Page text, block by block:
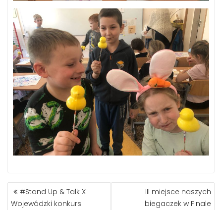
NAWIGACJA
WPISU
#Stand Up & Talk X
Wojewódzki konkurs
III miejsce naszych
biegaczek w Finale